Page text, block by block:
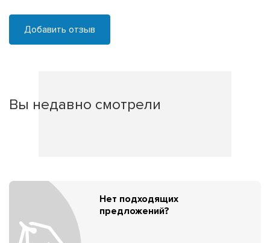
Добавить отзыв
Вы недавно смотрели
Нет подходящих
предложений?